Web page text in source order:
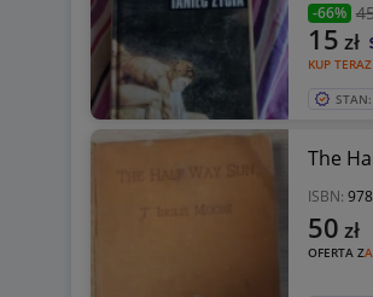
-66%
KUP TERAZ
15 zł
The
ISBN:
OFERTA Z
50 zł